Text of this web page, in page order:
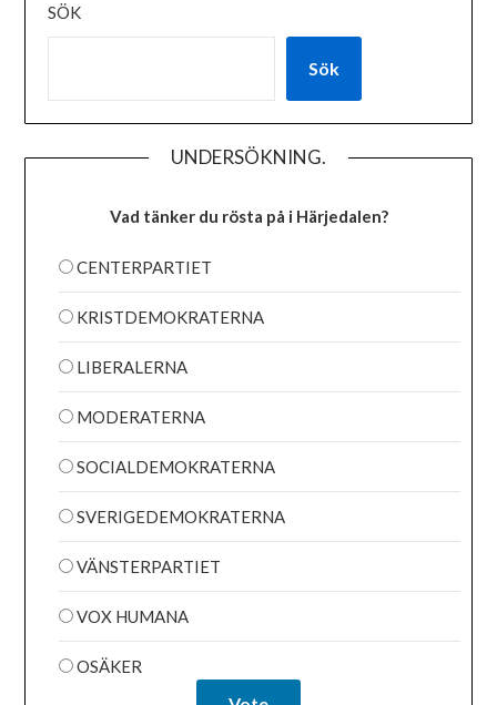
SÖK
Sök
UNDERSÖKNING.
Vad tänker du rösta på i Härjedalen?
CENTERPARTIET
KRISTDEMOKRATERNA
LIBERALERNA
MODERATERNA
SOCIALDEMOKRATERNA
SVERIGEDEMOKRATERNA
VÄNSTERPARTIET
VOX HUMANA
OSÄKER